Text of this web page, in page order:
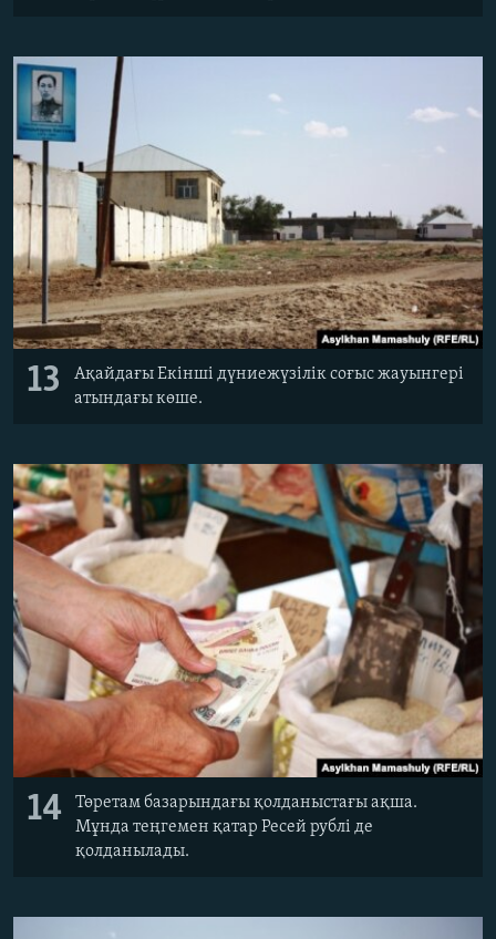
13
Ақайдағы Екінші дүниежүзілік соғыс жауынгері
атындағы көше.
14
Төретам базарындағы қолданыстағы ақша.
Мұнда теңгемен қатар Ресей рублі де
қолданылады.